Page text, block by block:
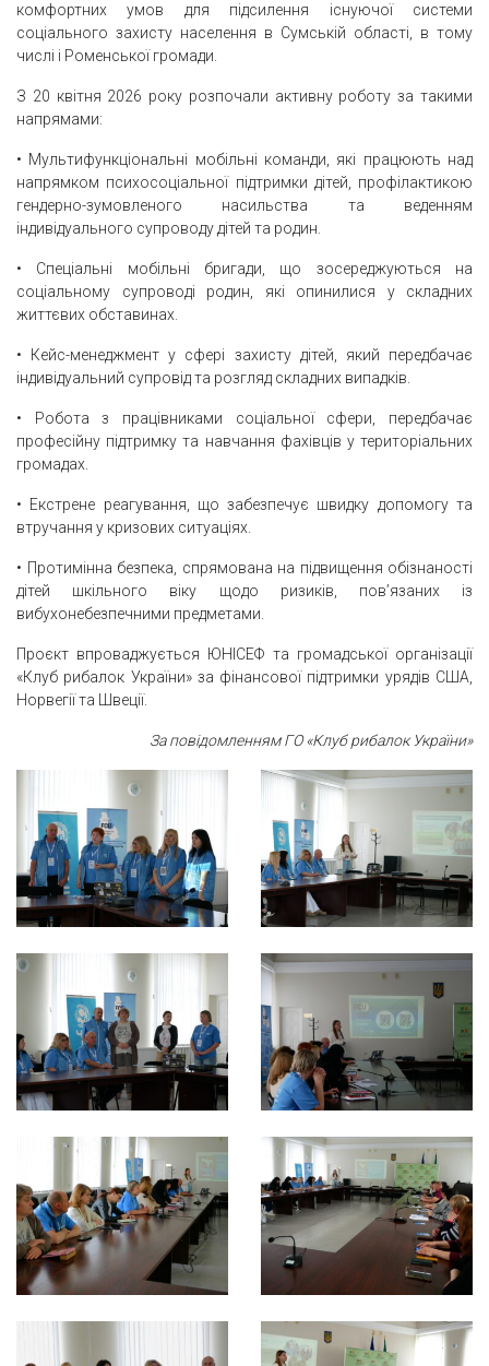
комфортних умов для підсилення існуючої системи
соціального захисту населення в Сумській області, в тому
числі і Роменської громади.
З 20 квітня 2026 року розпочали активну роботу за такими
напрямами:
• Мультифункціональні мобільні команди, які працюють над
напрямком психосоціальної підтримки дітей, профілактикою
гендерно-зумовленого насильства та веденням
індивідуального супроводу дітей та родин.
• Спеціальні мобільні бригади, що зосереджуються на
соціальному супроводі родин, які опинилися у складних
життєвих обставинах.
• Кейс-менеджмент у сфері захисту дітей, який передбачає
індивідуальний супровід та розгляд складних випадків.
• Робота з працівниками соціальної сфери, передбачає
професійну підтримку та навчання фахівців у територіальних
громадах.
• Екстрене реагування, що забезпечує швидку допомогу та
втручання у кризових ситуаціях.
• Протимінна безпека, спрямована на підвищення обізнаності
дітей шкільного віку щодо ризиків, пов’язаних із
вибухонебезпечними предметами.
Проєкт впроваджується ЮНІСЕФ та громадської організації
«Клуб рибалок України» за фінансової підтримки урядів США,
Норвегії та Швеції.
За повідомленням ГО «Клуб рибалок України»